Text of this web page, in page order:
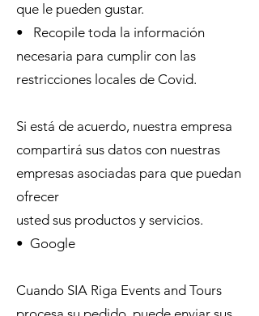
que le pueden gustar.
• Recopile toda la información
necesaria para cumplir con las
restricciones locales de Covid.
Si está de acuerdo, nuestra empresa
compartirá sus datos con nuestras
empresas asociadas para que puedan
ofrecer
usted sus productos y servicios.
• Google
Cuando SIA Riga Events and Tours